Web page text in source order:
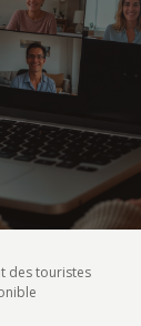
des touristes